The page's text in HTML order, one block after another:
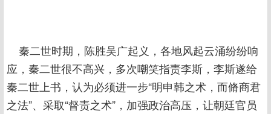
秦二世时期，陈胜吴广起义，各地风起云涌纷纷响
应，秦二世很不高兴，多次嘲笑指责李斯，李斯遂给
秦二世上书，认为必须进一步“明申韩之术，而脩商君
之法”、采取“督责之术”，加强政治高压，让朝廷官员